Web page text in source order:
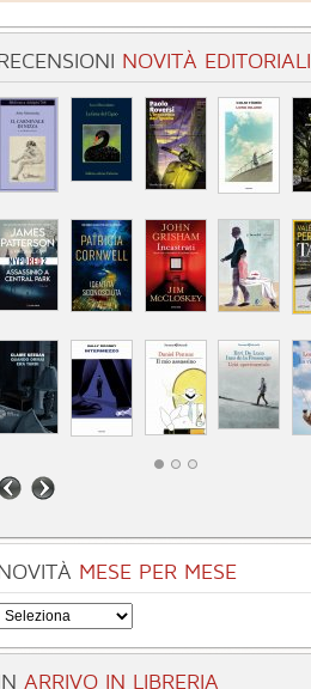
Storie del mio zoo
5.0 (1)
NOVITÀ EDITORIALI
MESE PER MESE
ARRIVO IN LIBRERIA